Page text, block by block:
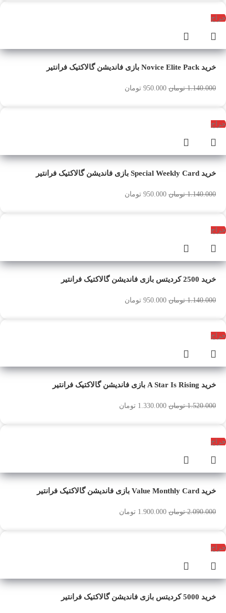
حراج
خرید Novice Elite Pack بازی فاندیشن گالاکتیک فرانتیر
1.140.000 تومان 950.000 تومان
حراج
خرید Special Weekly Card بازی فاندیشن گالاکتیک فرانتیر
1.140.000 تومان 950.000 تومان
حراج
خرید 2500 کردیتس بازی فاندیشن گالاکتیک فرانتیر
1.140.000 تومان 950.000 تومان
حراج
خرید A Star Is Rising بازی فاندیشن گالاکتیک فرانتیر
1.520.000 تومان 1.330.000 تومان
حراج
خرید Value Monthly Card بازی فاندیشن گالاکتیک فرانتیر
2.090.000 تومان 1.900.000 تومان
حراج
خرید 5000 کردیتس بازی فاندیشن گالاکتیک فرانتیر